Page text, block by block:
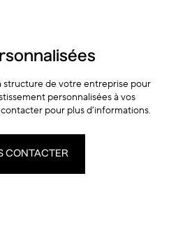
structure de votre entreprise pour
personnalisées à vos
pour plus d’informations.
CONTACTER